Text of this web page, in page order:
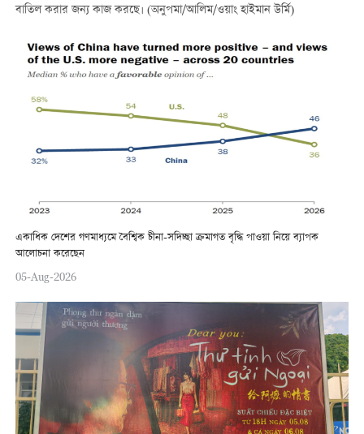
বাতিল করার জন্য কাজ করছে। (অনুপমা/আলিম/ওয়াং হাইমান উর্মি)
একাধিক দেশের গণমাধ্যমে বৈশ্বিক চীনা-সদিচ্ছা ক্রমাগত বৃদ্ধি পাওয়া নিয়ে ব্যাপক
আলোচনা করেছেন
05-Aug-2026